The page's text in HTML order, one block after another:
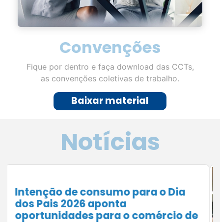
Convenções
Fique por dentro e faça download das CCTs,
as convenções coletivas de trabalho.
Baixar material
Notícias